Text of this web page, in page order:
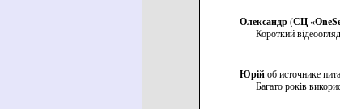
Олександр (СЦ
Короткий
Юрій об источнике
Багато років